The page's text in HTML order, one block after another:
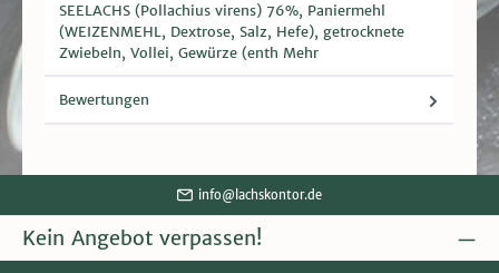
SEELACHS (Pollachius virens) 76%, Paniermehl
(WEIZENMEHL, Dextrose, Salz, Hefe), getrocknete
Zwiebeln, Vollei, Gewürze (enth Mehr
Bewertungen
info@lachskontor.de
Kein Angebot verpassen!